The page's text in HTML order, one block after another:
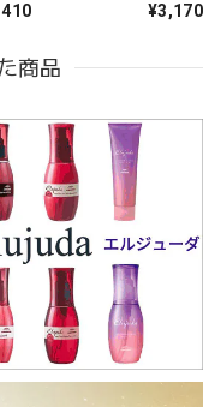
¥3,170
商品